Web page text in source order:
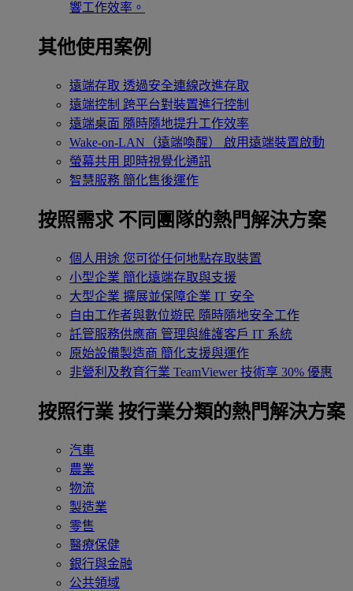
響工作效率。
其他使用案例
遠端存取 透過安全連線改進存取
遠端控制 跨平台對裝置進行控制
遠端桌面 隨時隨地提升工作效率
Wake-on-LAN（遠端喚醒）
啟用遠端裝置啟動
螢幕共用 即時視覺化通訊
智慧服務 簡化售後運作
按照需求 不同團隊的熱門解決方案
個人用途 您可從任何地點存取裝置
小型企業 簡化遠端存取與支援
大型企業 擴展並保障企業 IT 安全
自由工作者與數位遊民 隨時隨地安全工作
託管服務供應商 管理與維護客戶 IT 系統
原始設備製造商 簡化支援與運作
非營利及教育行業 TeamViewer 技術享 30% 優惠
按照行業 按行業分類的熱門解決方案
汽車
農業
物流
製造業
零售
醫療保健
銀行與金融
公共領域